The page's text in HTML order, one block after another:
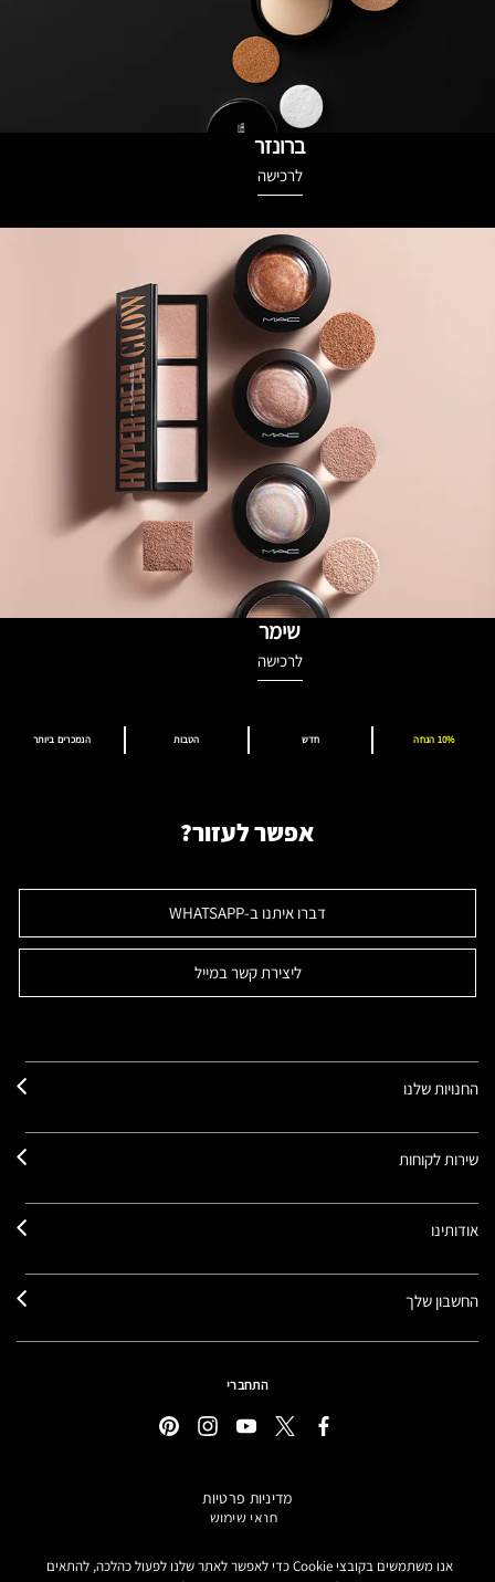
ברונזר
לרכישה
שימר
לרכישה
הנמכרים ביותר הטבות חדש 10% הנחה
אפשר לעזור?
דברו איתנו ב-WHATSAPP
ליצירת קשר במייל
החנויות שלנו
שירות לקוחות
אודותינו
החשבון שלך
התחברי
מדיניות פרטיות
תנאי שימוש
מידע על מוצרים מזוייפים
הצהרת נגישות
אנו משתמשים בקובצי Cookie כדי לאפשר לאתר שלנו לפעול כהלכה, להתאים